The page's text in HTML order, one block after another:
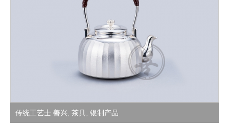
传统工艺士 善兴 茶具 银制产品